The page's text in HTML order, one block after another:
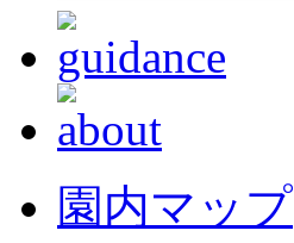
園内マップ